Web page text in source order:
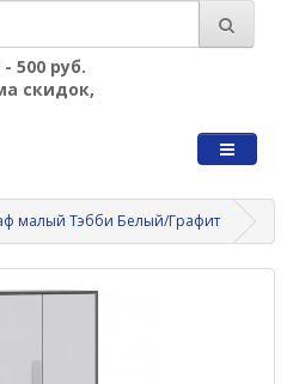
500 руб.
скидок,
малый Тэбби Белый/Графит